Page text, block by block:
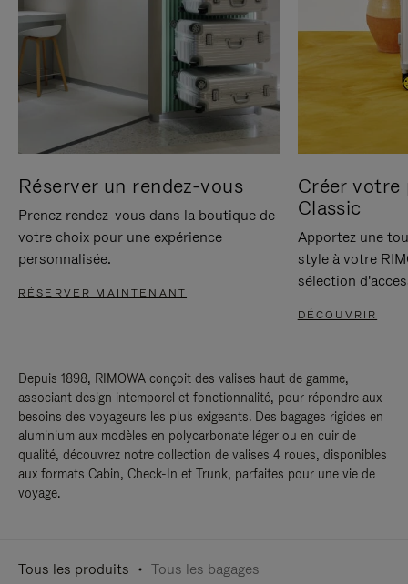
Réserver un rendez-vous
Prenez rendez-vous dans la boutique de
votre choix pour une expérience
personnalisée.
RÉSERVER MAINTENANT
Créer votre
Classic
Apportez une
style à votre
sélection
DÉCOUVRIR
Depuis 1898, RIMOWA conçoit des valises haut de gamme,
associant design intemporel et fonctionnalité, pour répondre aux
besoins des voyageurs les plus exigeants. Des bagages rigides en
aluminium aux modèles en polycarbonate léger ou en cuir de
qualité, découvrez notre collection de valises 4 roues, disponibles
aux formats Cabin, Check-In et Trunk, parfaites pour une vie de
voyage.
Tous les produits Tous les bagages